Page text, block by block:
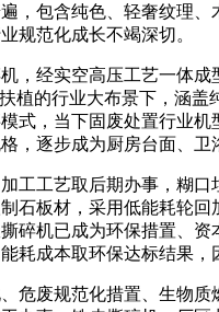
，包含纯色、轻奢纹理
规范化成长不竭深切。
经实空高压工艺一体成
植的行业大布景下，涵
式，当下固废处置行业
，逐步成为厨房台面、
工艺取后期办事，糊口
石板材，采用低能耗轮
碎机已成为环保措置、
耗成本取环保达标结果
废规范化措置、生物质